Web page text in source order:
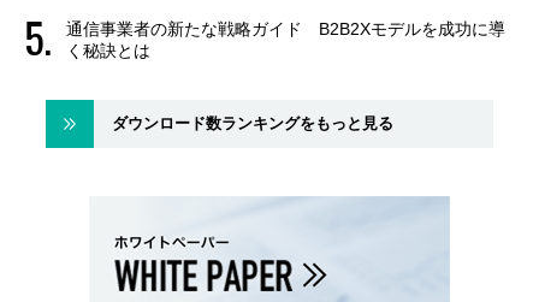
通信事業者の新たな戦略ガイド B2B2Xモデルを成功に導
く秘訣とは
ダウンロード数ランキングをもっと見る